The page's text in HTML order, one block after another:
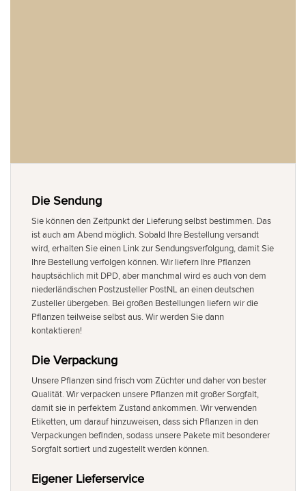
Die Sendung
Sie können den Zeitpunkt der Lieferung selbst bestimmen. Das
ist auch am Abend möglich. Sobald Ihre Bestellung versandt
wird, erhalten Sie einen Link zur Sendungsverfolgung, damit Sie
Ihre Bestellung verfolgen können. Wir liefern Ihre Pflanzen
hauptsächlich mit DPD, aber manchmal wird es auch von dem
niederländischen Postzusteller PostNL an einen deutschen
Zusteller übergeben. Bei großen Bestellungen liefern wir die
Pflanzen teilweise selbst aus. Wir werden Sie dann
kontaktieren!
Die Verpackung
Unsere Pflanzen sind frisch vom Züchter und daher von bester
Qualität. Wir verpacken unsere Pflanzen mit großer Sorgfalt,
damit sie in perfektem Zustand ankommen. Wir verwenden
Etiketten, um darauf hinzuweisen, dass sich Pflanzen in den
Verpackungen befinden, sodass unsere Pakete mit besonderer
Sorgfalt sortiert und zugestellt werden können.
Eigener Lieferservice